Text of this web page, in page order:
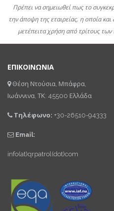
Πρέπει να σημειωθεί πως το
την άποψη της εταιρείας, η οποία
μετέπειτα χρήση από τρίτους
ΕΠΙΚΟΙΝΩΝΙΑ
Θέση Ντούσια, Μπάφρα,
Ιωάννινα, ΤΚ: 45500 Ελλάδα
Τηλέφωνο: +30-26510-94333
Email:
info(at)qrpatrol(dot)com